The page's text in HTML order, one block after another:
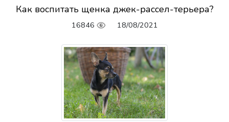
Как воспитать щенка джек-рассел-терьера?
16846 18/08/2021